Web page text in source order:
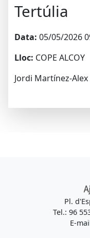
Tertúlia
Data: 05/05/2026
Lloc: COPE ALCOY
Jordi Martínez-
Pl.
Tel.: 96
E-